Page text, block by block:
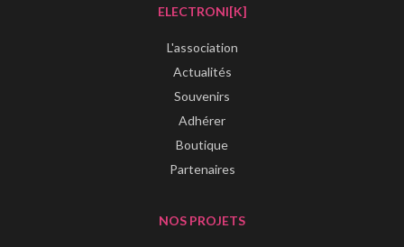
ELECTRONI[K]
L'association
Actualités
Souvenirs
Adhérer
Boutique
Partenaires
NOS PROJETS